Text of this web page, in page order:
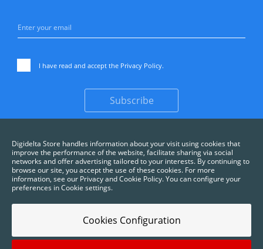
I have read and accept the Privacy Policy.
Subscribe
Digidelta Store handles information about your visit using cookies that
improve the performance of the website, facilitate sharing via social
networks and offer advertising tailored to your interests. By continuing to
browse our site, you accept the use of these cookies. For more
information, see our Privacy and Cookie Policy. You can configure your
preferences in Cookie settings.
Cookies Configuration